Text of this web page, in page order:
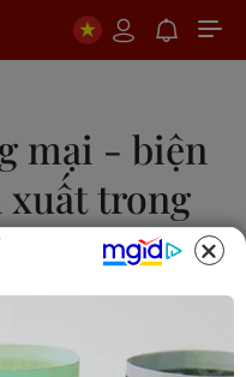
mại - biện
xuất trong